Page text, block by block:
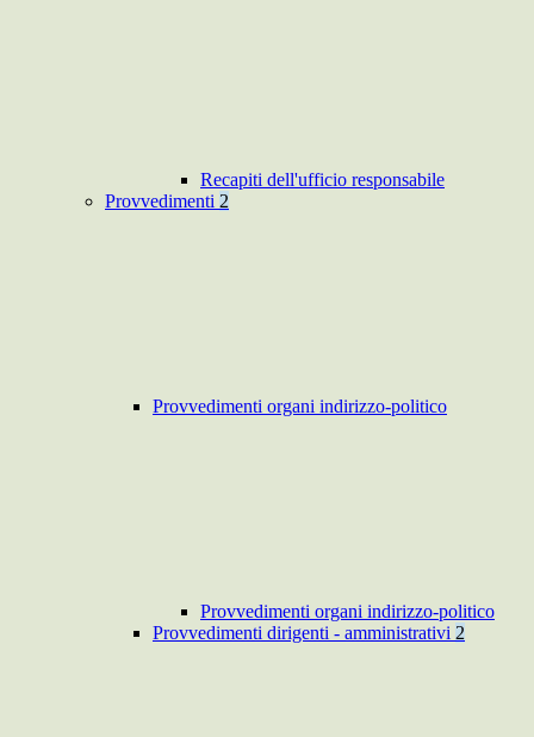
Recapiti dell'ufficio responsabile
Provvedimenti 2
Provvedimenti organi indirizzo-politico
Provvedimenti organi indirizzo-politico
Provvedimenti dirigenti - amministrativi 2